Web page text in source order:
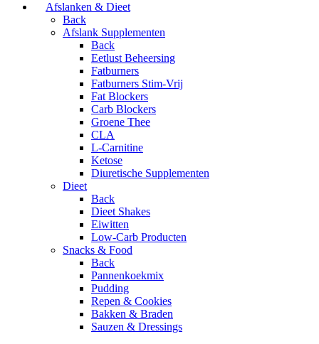
Afslanken & Dieet
Back
Afslank Supplementen
Back
Eetlust Beheersing
Fatburners
Fatburners Stim-Vrij
Fat Blockers
Carb Blockers
Groene Thee
CLA
L-Carnitine
Ketose
Diuretische Supplementen
Dieet
Back
Dieet Shakes
Eiwitten
Low-Carb Producten
Snacks & Food
Back
Pannenkoekmix
Pudding
Repen & Cookies
Bakken & Braden
Sauzen & Dressings